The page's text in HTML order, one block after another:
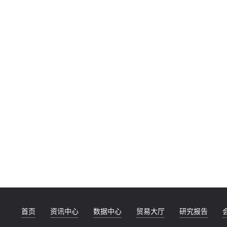
首页 资讯中心 数据中心 贸易大厅 研究报告